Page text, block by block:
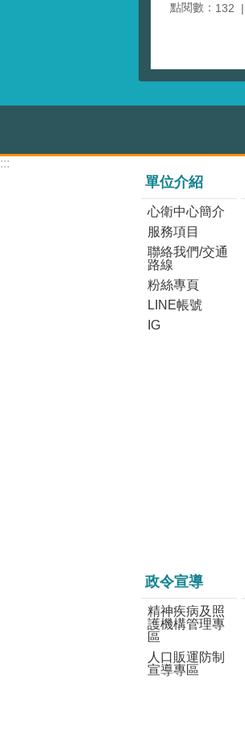
點閱數： 132
:::
單位介紹
心衛中心簡介
服務項目
聯絡我們/交通
路線
粉絲專頁
LINE帳號
IG
政令宣導
精神疾病及照
護機構管理專
區
人口販運防制
宣導專區